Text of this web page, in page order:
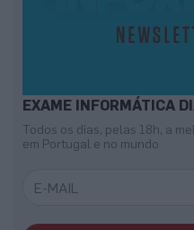
EXAME INFORMÁTICA
Todos os dias, pelas 18h, a
em Portugal e no mundo